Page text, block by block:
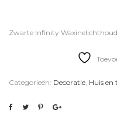
Zwarte Infinity
Categorieën: Decoratie, Huis en